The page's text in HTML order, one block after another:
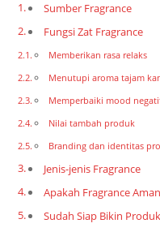
Sumber Fragrance
Fungsi Zat Fragrance
Memberikan rasa relaks
Menutupi aroma tajam
Memperbaiki mood
Nilai tambah produk
Branding dan identitas
Jenis-jenis Fragrance
Apakah Fragrance
Sudah Siap Bikin